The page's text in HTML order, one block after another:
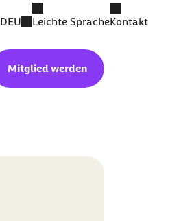
DEU Leichte SpracheKontakt
Mitglied werden